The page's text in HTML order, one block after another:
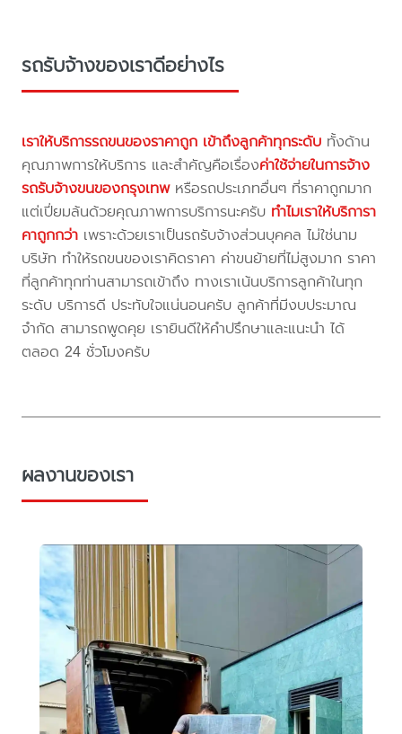
รถรับจ้างของเราดีอย่างไร
เราให้บริการรถขนของราคาถูก เข้าถึงลูกค้าทุกระดับ ทั้งด้าน
คุณภาพการให้บริการ และสำคัญคือเรื่องค่าใช้จ่ายในการจ้าง
รถรับจ้างขนของกรุงเทพหรือรถประเภทอื่นๆ ที่ราคาถูกมาก
แต่เปี่ยมล้นด้วยคุณภาพการบริการนะครับ ทำไมเราให้บริการา
คาถูกกว่า เพราะด้วยเราเป็นรถรับจ้างส่วนบุคคล ไม่ใช่นาม
บริษัท ทำให้รถขนของเราคิดราคา ค่าขนย้ายที่ไม่สูงมาก ราคา
ที่ลูกค้าทุกท่านสามารถเข้าถึง ทางเราเน้นบริการลูกค้าในทุก
ระดับ บริการดี ประทับใจแน่นอนครับ ลูกค้าที่มีงบประมาณ
จำกัด สามารถพูดคุย เรายินดีให้คำปรึกษาและแนะนำ ได้
ตลอด 24 ชั่วโมงครับ
ผลงานของเรา